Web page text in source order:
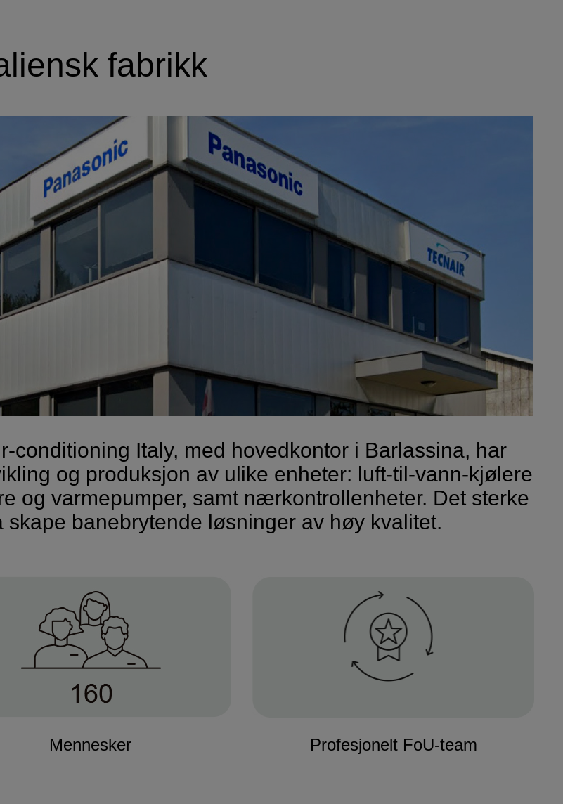
fabrikk
conditioning Italy, med hovedkontor i Barlassina, har
og produksjon av ulike enheter: luft-til-vann-kjølere
og varmepumper, samt nærkontrollenheter. Det sterke
banebrytende løsninger av høy kvalitet.
Mennesker Profesjonelt FoU-team